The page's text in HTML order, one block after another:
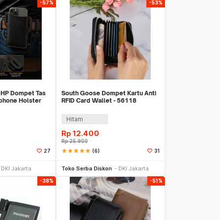
-57%
Dompet Tas
Holster
27
DKI Jakarta
-53%
South Goose Dompet Kartu Anti
RFID Card Wallet - 56118
Hitam
Rp 12.400
Rp25.900
starstarstarstarstar (6) 31
Toko Serba Diskon DKI Jakarta
-38% -51%